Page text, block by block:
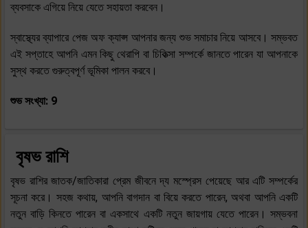
ব্যবসাকে এগিয়ে নিয়ে যেতে সহায়তা করবেন।
স্বাস্থ্যের ব্যাপারে পেজ অফ ক্যাপ্স আপনার জন্য শুভ সমাচার নিয়ে আসবে। সম্ভবত
এই সপ্তাহে আপনি এমন কিছু থেরাপি বা চিকিত্সা সম্পর্কে জানতে পারেন যা আপনাকে
সুস্থ করতে গুরুত্বপূর্ণ ভূমিকা পালন করবে।
শুভ সংখ্যা: 9
বৃষভ রাশি
বৃষভ রাশির জাতক/জাতিকারা প্রেম জীবনে দ্য মস্প্রেস পেয়েছে আর এটি সম্পর্কের
সূচনা করে। সহজ কথায়, আপনি বাগদান বা বিয়ে করতে পারেন, অথবা আপনি একটি
নতুন বাড়ি কিনতে পারেন বা একসাথে একটি নতুন জায়গায় যেতে পারেন। সম্ভবনা